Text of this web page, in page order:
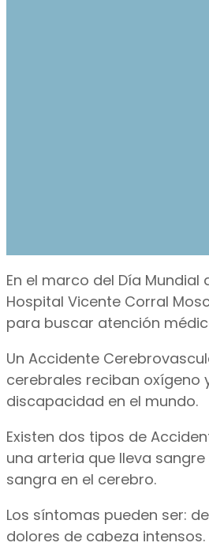
En el marco del Día
Hospital Vicente Corral
para buscar atención
Un Accidente
cerebrales reciban oxígeno
discapacidad en el mundo.
Existen dos tipos de
una arteria que lleva
sangra en el cerebro.
Los síntomas pueden ser:
dolores de cabeza intensos.